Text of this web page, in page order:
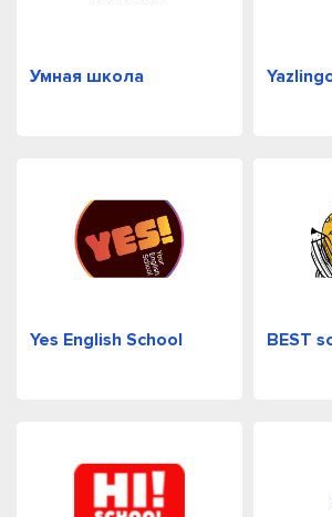
Умная школа
Yes English School BEST